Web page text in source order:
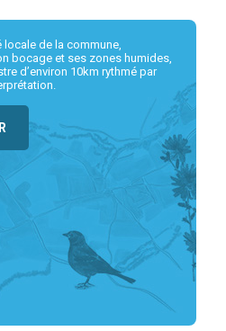
de la commune,
bocage et ses zones humides,
d’environ 10km rythmé par